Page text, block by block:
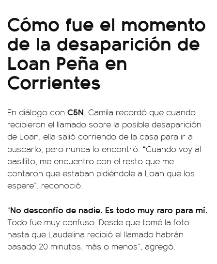
Cómo fue el momento
de la desaparición de
Loan Peña en
Corrientes
En diálogo con C5N, Camila recordó que cuando
recibieron el llamado sobre la posible desaparición
de Loan, ella salió corriendo de la casa para ir a
buscarlo, pero nunca lo encontró. “Cuando voy al
pasillito, me encuentro con el resto que me
contaron que estaban pidiéndole a Loan que los
espere”, reconoció.
“No desconfío de nadie. Es todo muy raro para mí.
Todo fue muy confuso. Desde que tomé la foto
hasta que Laudelina recibió el llamado habrán
pasado 20 minutos, más o menos”, agregó.